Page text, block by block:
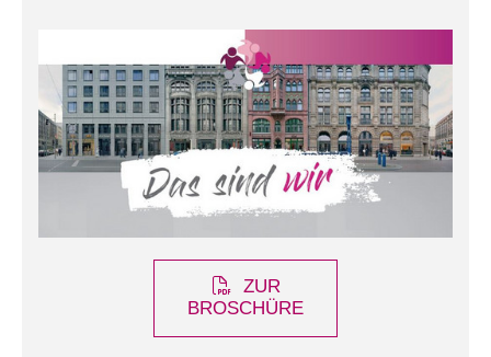
ZUR
BROSCHÜRE